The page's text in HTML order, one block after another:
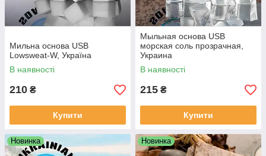
Мильна основа USB
Lowsweat-W, Україна
В наявності
210 ₴
Купити
Мыльная основа USB
морская соль прозрачная,
Украина
В наявності
215 ₴
Купити
Новинка Новинка